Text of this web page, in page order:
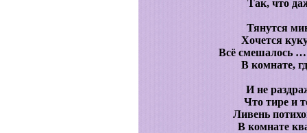
Так, что
Тянутся
Хочется
Всё смешалось …
В комнате,
И не
Что тире и
Ливень
В комнате